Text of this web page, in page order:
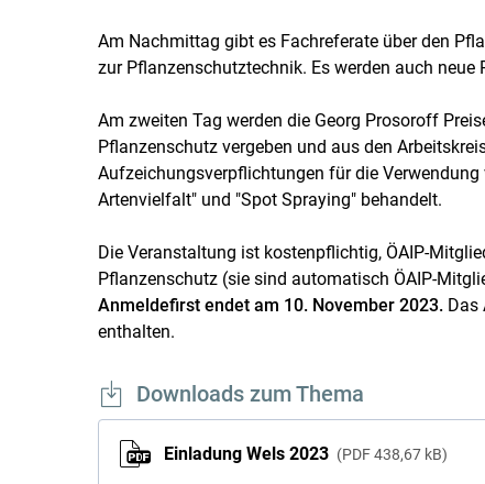
Am Nachmittag gibt es Fachreferate über den
zur Pflanzenschutztechnik. Es werden auch neue
Am zweiten Tag werden die Georg Prosoroff
Pflanzenschutz vergeben und aus den
Aufzeichungsverpflichtungen für die
Artenvielfalt" und "Spot Spraying" behandelt.
Die Veranstaltung ist kostenpflichtig, ÖAIP-
Pflanzenschutz (sie sind automatisch ÖAIP-
Anmeldefirst endet am 10. November 2023.Das
enthalten.
Downloads zum Thema
Einladung Wels 2023 PDF 438,67 kB